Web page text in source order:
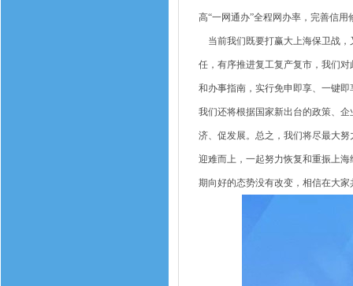
高“一网通办”全程网办率，完善信
当前我们既要打赢大上海保卫战，
任，有序推进复工复产复市，我们
和办事指南，实行免申即享、一键
我们还将根据国家新出台的政策、
济、促发展。总之，我们将尽最大
迎难而上，一起努力恢复和重振上
期向好的态势没有改变，相信在大